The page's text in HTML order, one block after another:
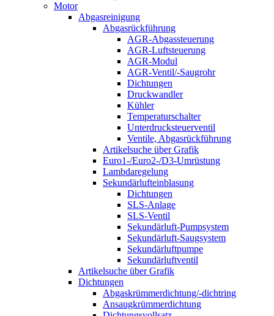
Motor
Abgasreinigung
Abgasrückführung
AGR-Abgassteuerung
AGR-Luftsteuerung
AGR-Modul
AGR-Ventil/-Saugrohr
Dichtungen
Druckwandler
Kühler
Temperaturschalter
Unterdrucksteuerventil
Ventile, Abgasrückführung
Artikelsuche über Grafik
Euro1-/Euro2-/D3-Umrüstung
Lambdaregelung
Sekundärlufteinblasung
Dichtungen
SLS-Anlage
SLS-Ventil
Sekundärluft-Pumpsystem
Sekundärluft-Saugsystem
Sekundärluftpumpe
Sekundärluftventil
Artikelsuche über Grafik
Dichtungen
Abgaskrümmerdichtung/-dichtring
Ansaugkrümmerdichtung